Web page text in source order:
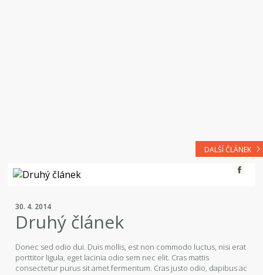
DALŠÍ ČLÁNEK
30. 4. 2014
Druhý článek
Donec sed odio dui. Duis mollis, est non commodo luctus, nisi erat
porttitor ligula, eget lacinia odio sem nec elit. Cras mattis
consectetur purus sit amet fermentum. Cras justo odio, dapibus ac